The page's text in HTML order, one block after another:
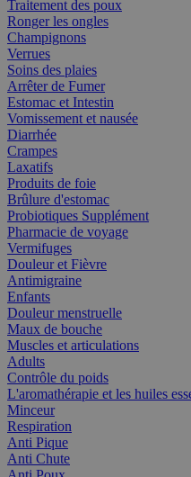
Traitement des poux
Ronger les ongles
Champignons
Verrues
Soins des plaies
Arrêter de Fumer
Estomac et Intestin
Vomissement et nausée
Diarrhée
Crampes
Laxatifs
Produits de foie
Brûlure d'estomac
Probiotiques Supplément
Pharmacie de voyage
Vermifuges
Douleur et Fièvre
Antimigraine
Enfants
Douleur menstruelle
Maux de bouche
Muscles et articulations
Adults
Contrôle du poids
L'aromathérapie et les huiles
Minceur
Respiration
Anti Pique
Anti Chute